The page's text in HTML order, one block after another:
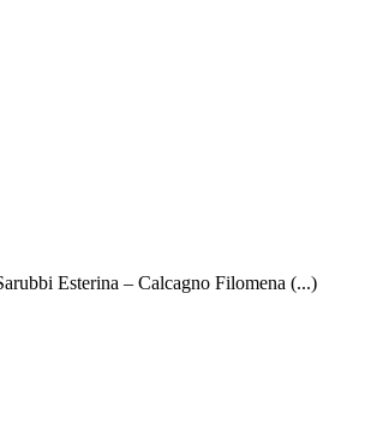
Esterina – Calcagno Filomena (...)